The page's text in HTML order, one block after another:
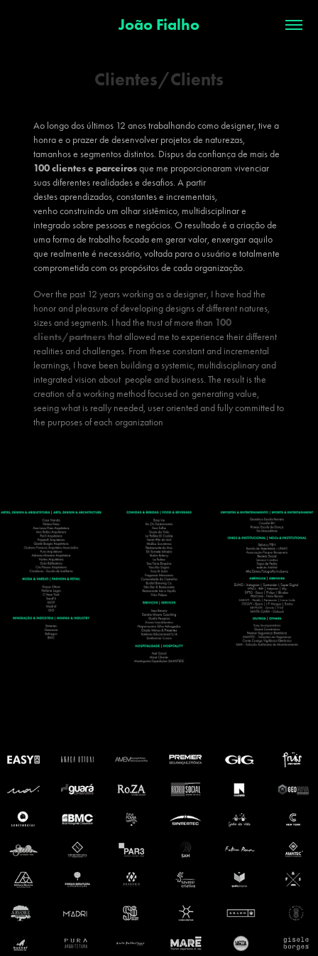
João Fialho
Clientes/Clients
Ao longo dos últimos 12 anos trabalhando como designer, tive a
honra e o prazer de desenvolver projetos de naturezas,
tamanhos e segmentos distintos. Dispus da confiança de mais de
100 clientes e parceirosque me proporcionaram vivenciar
suas diferentes realidades e desafios. A partir
destes aprendizados, constantes e incrementais,
venho construindo um olhar sistêmico, multidisciplinar e
integrado sobre pessoas e negócios. O resultado é a criação de
uma forma de trabalho focada em gerar valor, enxergar aquilo
que realmente é necessário, voltada para o usuário e totalmente
comprometida com os propósitos de cada organização.
Over the past 12 years working as a designer, I have had the
honor and pleasure of developing designs of different natures,
sizes and segments. I had the trust of more than 100
clients/partnersthat allowed me to experience their different
realities and challenges. From these constant and incremental
learnings, I have been building a systemic, multidisciplinary and
integrated vision about people and business. The result is the
creation of a working method focused on generating value,
seeing what is really needed, user oriented and fully committed to
the purposes of each organization